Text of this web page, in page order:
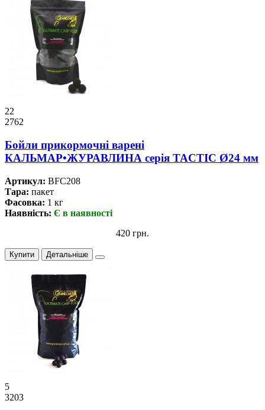
22
2762
Бойли прикормочнi варенi
КАЛЬМАР•ЖУРАВЛИНА серiя TACTIC Ø24 мм
Артикул: BFC208
Тара: пакет
Фасовка: 1 кг
Наявність: Є в наявності
420 грн.
Купити Детальніше
5
3203